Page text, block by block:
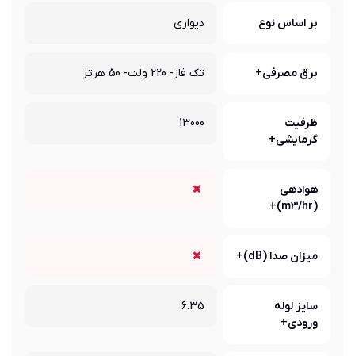
بر اساس نوع دیواری
برق مصرفی+ تک فاز- 220 ولت- 50 هرتز
ظرفیت
گرمایشی+
13000
هوادهی
(m3/hr)+
میزان صدا (dB)+
سایز لوله
ورودی+
6.35